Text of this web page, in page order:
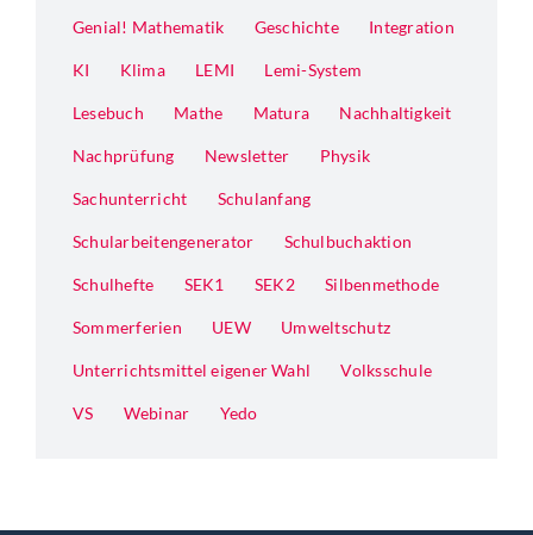
Genial! Mathematik Geschichte Integration
KI Klima LEMI Lemi-System
Lesebuch Mathe Matura Nachhaltigkeit
Nachprüfung Newsletter Physik
Sachunterricht Schulanfang
Schularbeitengenerator Schulbuchaktion
Schulhefte SEK1 SEK2 Silbenmethode
Sommerferien UEW Umweltschutz
Unterrichtsmittel eigener Wahl Volksschule
VS Webinar Yedo